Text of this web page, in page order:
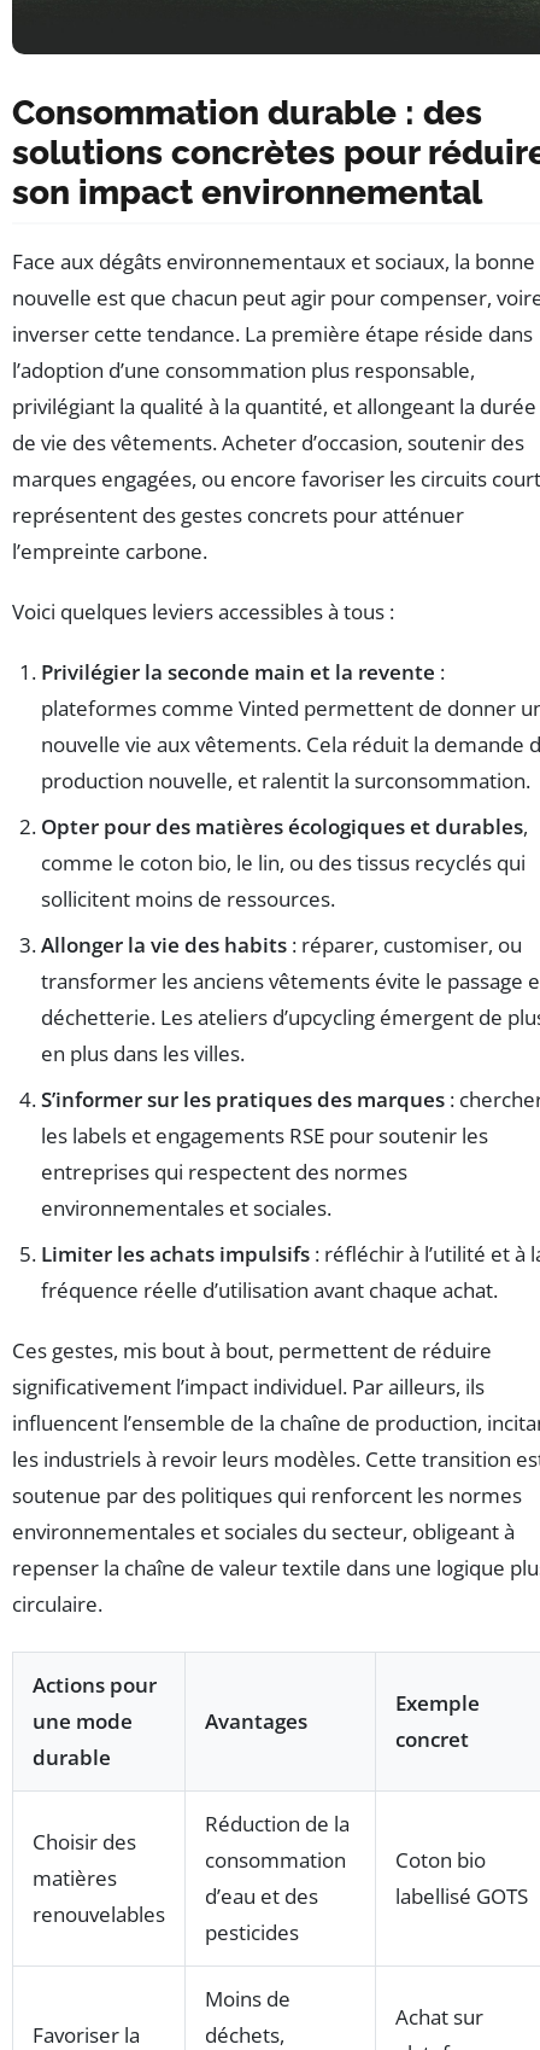
Consommation durable : des
solutions concrètes pour
son impact environnemental
Face aux dégâts environnementaux et sociaux, la bonne
nouvelle est que chacun peut agir pour compenser,
inverser cette tendance. La première étape réside dans
l’adoption d’une consommation plus responsable,
privilégiant la qualité à la quantité, et allongeant la durée
de vie des vêtements. Acheter d’occasion, soutenir des
marques engagées, ou encore favoriser les circuits
représentent des gestes concrets pour atténuer
l’empreinte carbone.
Voici quelques leviers accessibles à tous :
Privilégier la seconde main et la revente :
plateformes comme Vinted permettent de donner
nouvelle vie aux vêtements. Cela réduit la demande
production nouvelle, et ralentit la surconsommation.
Opter pour des matières écologiques et durables,
comme le coton bio, le lin, ou des tissus recyclés qui
sollicitent moins de ressources.
Allonger la vie des habits : réparer, customiser, ou
transformer les anciens vêtements évite le passage
déchetterie. Les ateliers d’upcycling émergent de
en plus dans les villes.
S’informer sur les pratiques des marques :
les labels et engagements RSE pour soutenir les
entreprises qui respectent des normes
environnementales et sociales.
Limiter les achats impulsifs : réfléchir à l’utilité et à
fréquence réelle d’utilisation avant chaque achat.
Ces gestes, mis bout à bout, permettent de réduire
significativement l’impact individuel. Par ailleurs, ils
influencent l’ensemble de la chaîne de production,
les industriels à revoir leurs modèles. Cette transition
soutenue par des politiques qui renforcent les normes
environnementales et sociales du secteur, obligeant à
repenser la chaîne de valeur textile dans une logique
circulaire.
Actions pour
une mode
durable
Avantages
Exemple
concret
Choisir des
matières
renouvelables
Réduction de la
consommation
d’eau et des
pesticides
Coton bio
labellisé GOTS
Favoriser la
Moins de
déchets,
Achat sur